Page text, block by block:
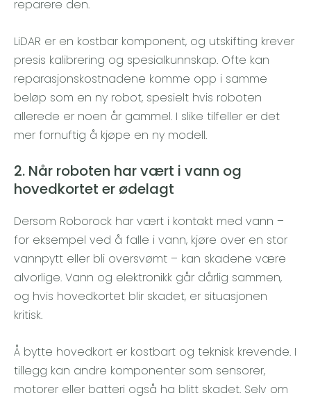
reparere den.
LiDAR er en kostbar komponent, og utskifting krever
presis kalibrering og spesialkunnskap. Ofte kan
reparasjonskostnadene komme opp i samme
beløp som en ny robot, spesielt hvis roboten
allerede er noen år gammel. I slike tilfeller er det
mer fornuftig å kjøpe en ny modell.
2. Når roboten har vært i vann og
hovedkortet er ødelagt
Dersom Roborock har vært i kontakt med vann –
for eksempel ved å falle i vann, kjøre over en stor
vannpytt eller bli oversvømt – kan skadene være
alvorlige. Vann og elektronikk går dårlig sammen,
og hvis hovedkortet blir skadet, er situasjonen
kritisk.
Å bytte hovedkort er kostbart og teknisk krevende. I
tillegg kan andre komponenter som sensorer,
motorer eller batteri også ha blitt skadet. Selv om